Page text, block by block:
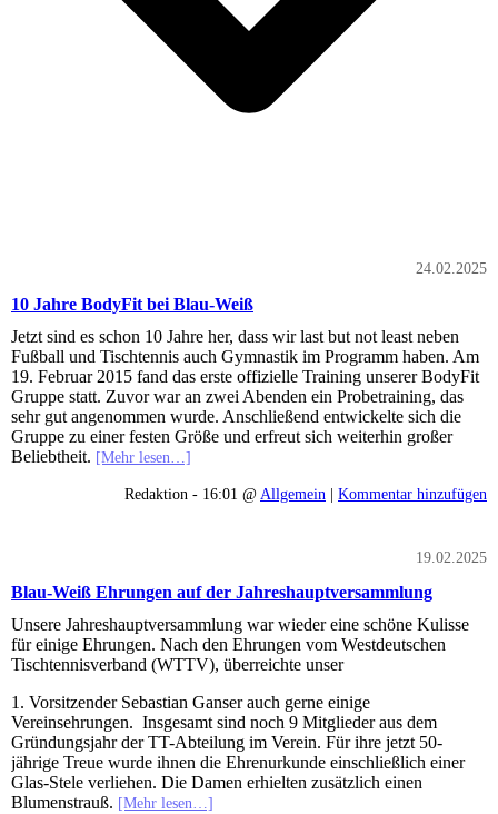
24.02.2025
10 Jahre BodyFit bei Blau-Weiß
Jetzt sind es schon 10 Jahre her, dass wir last but not least neben
Fußball und Tischtennis auch Gymnastik im Programm haben. Am
19. Februar 2015 fand das erste offizielle Training unserer BodyFit
Gruppe statt. Zuvor war an zwei Abenden ein Probetraining, das
sehr gut angenommen wurde. Anschließend entwickelte sich die
Gruppe zu einer festen Größe und erfreut sich weiterhin großer
Beliebtheit. [Mehr lesen…]
Redaktion - 16:01 @ Allgemein | Kommentar hinzufügen
19.02.2025
Blau-Weiß Ehrungen auf der Jahreshauptversammlung
Unsere Jahreshauptversammlung war wieder eine schöne Kulisse
für einige Ehrungen. Nach den Ehrungen vom Westdeutschen
Tischtennisverband (WTTV), überreichte unser
1. Vorsitzender Sebastian Ganser auch gerne einige
Vereinsehrungen. Insgesamt sind noch 9 Mitglieder aus dem
Gründungsjahr der TT-Abteilung im Verein. Für ihre jetzt 50-
jährige Treue wurde ihnen die Ehrenurkunde einschließlich einer
Glas-Stele verliehen. Die Damen erhielten zusätzlich einen
Blumenstrauß. [Mehr lesen…]